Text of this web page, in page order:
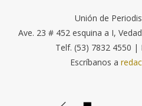
Unión de
Ave. 23 # 452 esquina a I,
Telf. (53) 7832 4550 |
Escríbanos a